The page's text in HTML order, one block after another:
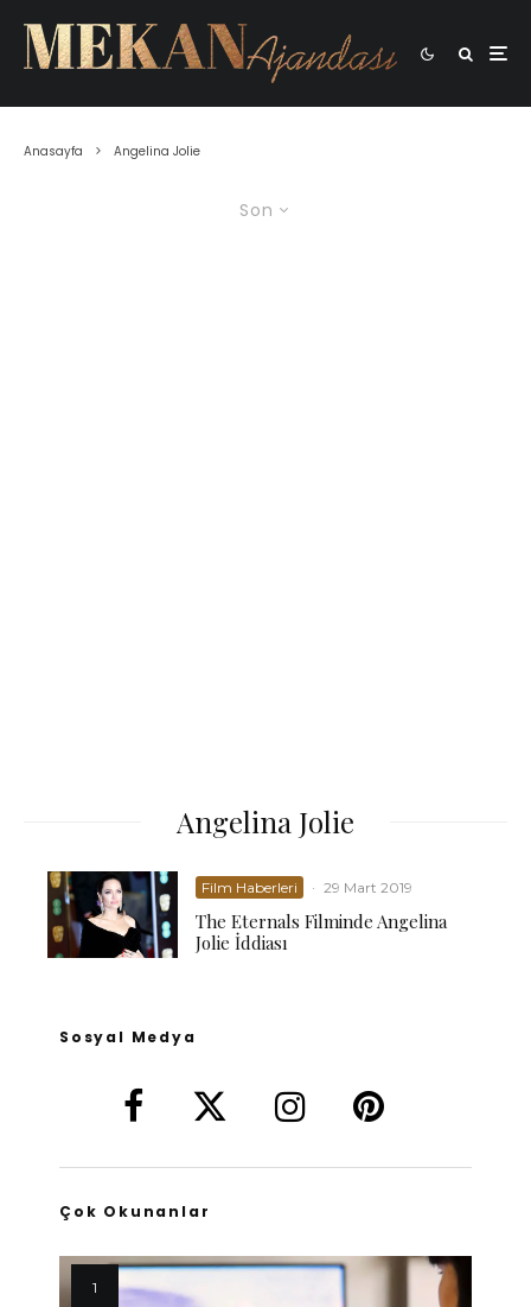
Anasayfa Angelina Jolie
Son
Angelina Jolie
Film Haberleri · 29 Mart 2019
The Eternals Filminde Angelina
Jolie İddiası
Sosyal Medya
Çok Okunanlar